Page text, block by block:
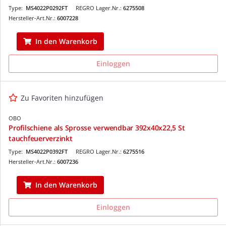
REGRO Lager.Nr.: 6275508
Type: MS4022P0292FT
Hersteller-Art.Nr.: 6007228
In den Warenkorb
Einloggen
Zu Favoriten hinzufügen
OBO
Profilschiene als Sprosse verwendbar 392x40x22,5 St
tauchfeuerverzinkt
REGRO Lager.Nr.: 6275516
Type: MS4022P0392FT
Hersteller-Art.Nr.: 6007236
In den Warenkorb
Einloggen